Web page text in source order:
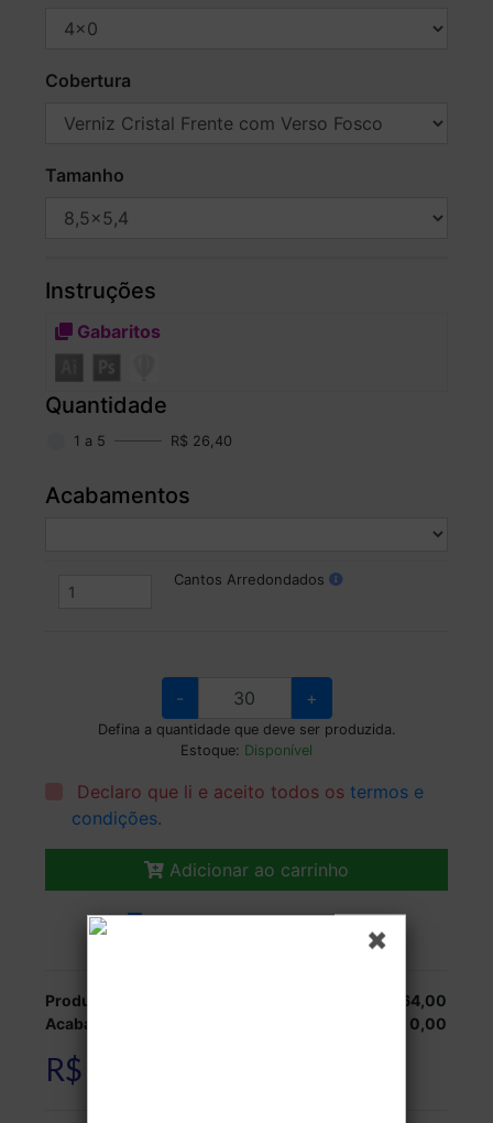
Cobertura
Tamanho
Instruções
Gabaritos
Quantidade
1 a 5 R$ 26,40
Acabamentos
Cantos Arredondados
- +
Defina a quantidade que deve ser produzida.
Estoque: Disponível
Declaro que li e aceito todos ostermos e
condições.
Adicionar ao carrinho
Veja as opções de entrega.
Produção:
R$ 264,00
Acabamentos:
R$ 0,00
R$ 264,00